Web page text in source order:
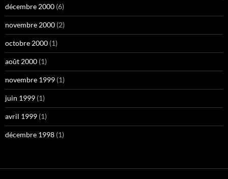
décembre 2000 (6)
novembre 2000 (2)
octobre 2000 (1)
août 2000 (1)
novembre 1999 (1)
juin 1999 (1)
avril 1999 (1)
décembre 1998 (1)